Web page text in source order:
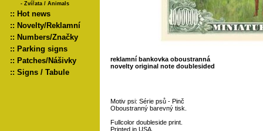
- Zvířata / Animals
:: Hot news
:: Novelty/Reklamní
:: Numbers/Značky
:: Parking signs
:: Patches/Nášivky
:: Signs / Tabule
reklamní bankovka oboustranná
novelty original note doublesided
Motiv psi: Série psů - Pinč
Oboustranný barevný tisk.
Fullcolor doubleside print.
Printed in USA.